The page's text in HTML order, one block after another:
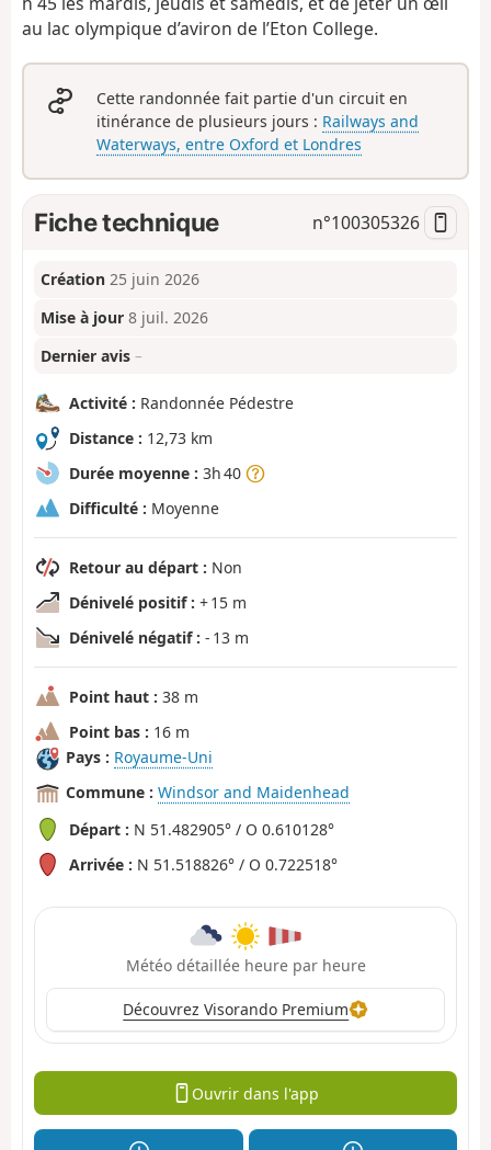
au lac olympique d’aviron de l’Eton College.
Cette randonnée fait partie d'un circuit en
itinérance de plusieurs jours : Railways and
Waterways, entre Oxford et Londres
Fiche technique n°100305326
Création 25 juin 2026
Mise à jour 8 juil. 2026
Dernier avis –
Activité : Randonnée Pédestre
Distance : 12,73 km
Durée moyenne : 3h 40
Difficulté : Moyenne
Retour au départ : Non
Dénivelé positif : + 15 m
Dénivelé négatif : - 13 m
Point haut : 38 m
Point bas : 16 m
Pays : Royaume-Uni
Commune : Windsor and Maidenhead
Départ : N 51.482905° / O 0.610128°
Arrivée : N 51.518826° / O 0.722518°
Météo détaillée heure par heure
Découvrez Visorando Premium
Ouvrir dans l'app